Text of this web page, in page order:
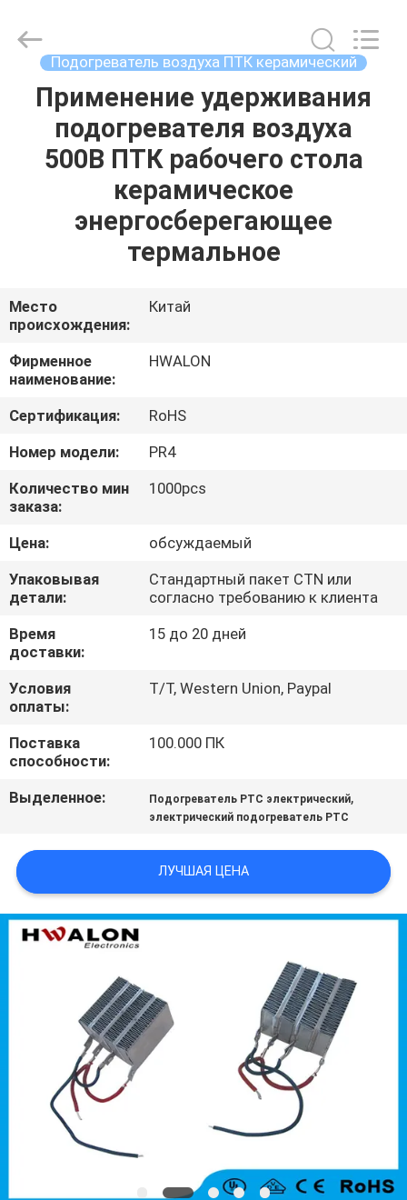
ДОМ
ПРОДУКЦИЯ
ЭКСКУРСИЯ
ПО
ФАБРИКЕ
КОНТРОЛЬ
КАЧЕСТВА
СВЯЗАТЬСЯ
С
НАМИ
НОВОСТИ
ЗАПРОСИТЬ
РАСЦЕНКИ
САЙТА
ПОЛИТИКА
КОНФИДЕНЦИАЛЬНОСТИ
Reserved.
Подогреватель воздуха ПТК керамический
Применение удерживания
подогревателя воздуха
500В ПТК рабочего стола
керамическое
энергосберегающее
термальное
Место
происхождения:
Китай
Фирменное
наименование:
HWALON
Сертификация:
RoHS
Номер модели:
PR4
Количество мин
заказа:
1000pcs
Цена:
обсуждаемый
Упаковывая
детали:
Стандартный пакет CTN или
согласно требованию к клиента
Время
доставки:
15 до 20 дней
Условия
оплаты:
T/T, Western Union, Paypal
Поставка
способности:
100.000 ПК
Выделенное: Подогреватель PTC электрический,
электрический подогреватель PTC
ЛУЧШАЯ ЦЕНА